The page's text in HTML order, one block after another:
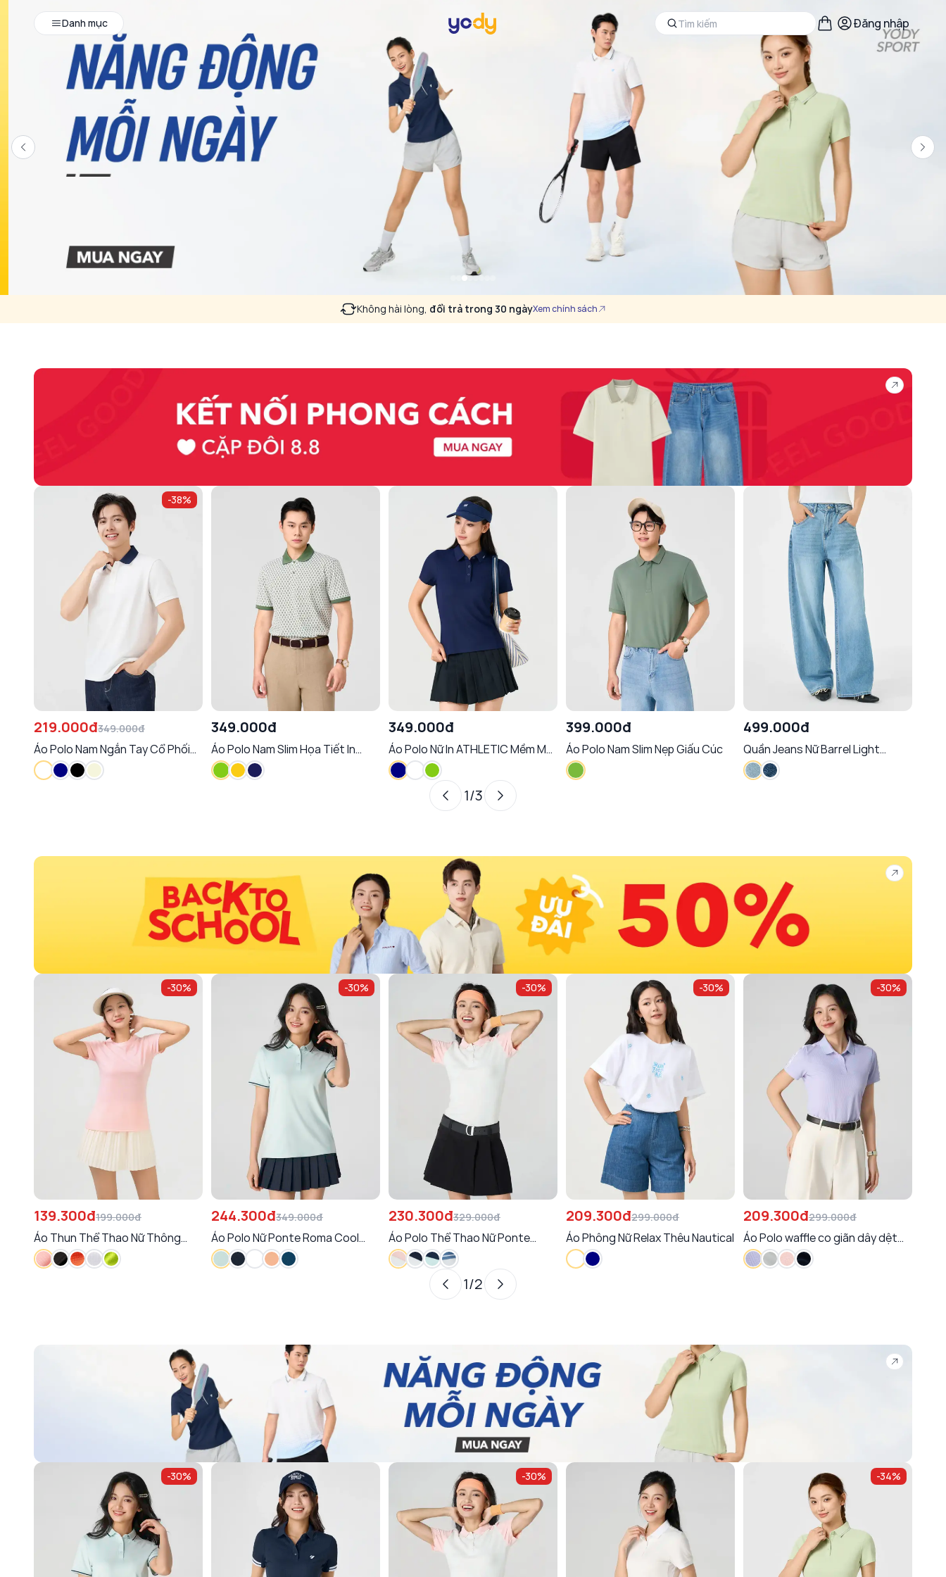
Danh mục Đăng nhập
Không hài lòng, đổi trả trong 30 ngàyXem chính sách
-38%
219.000đ349.000đ
Áo Polo Nam Ngắn Tay Cổ Phối
Bo
349.000đ
Áo Polo Nam Slim Họa Tiết In
Tràn Chống Nhăn Tôn Dáng
349.000đ
Áo Polo Nữ In ATHLETIC Mềm Mại
Thoáng Khí Chống Nhăn Tôn
Dáng
399.000đ
Áo Polo Nam Slim Nẹp Giấu Cúc
499.000đ
Quần Jeans Nữ Barrel Light
Weight
1/3
-30%
139.300đ199.000đ
Áo Thun Thể Thao Nữ Thông
Thoáng, Năng Động
-30%
244.300đ349.000đ
Áo Polo Nữ Ponte Roma Cool
Dáng Suông
-30%
230.300đ329.000đ
Áo Polo Thể Thao Nữ Ponte
Roma Cool™ Năng Động
-30%
209.300đ299.000đ
Áo Phông Nữ Relax Thêu Nautical
-30%
209.300đ299.000đ
Áo Polo waffle co giãn dây dệt
vai
1/2
-30% -30% -34%